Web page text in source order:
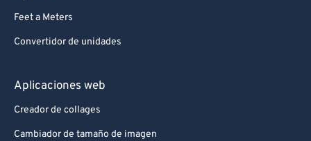
Feet a Meters
Convertidor de unidades
Aplicaciones web
Creador de collages
Cambiador de tamaño de imagen